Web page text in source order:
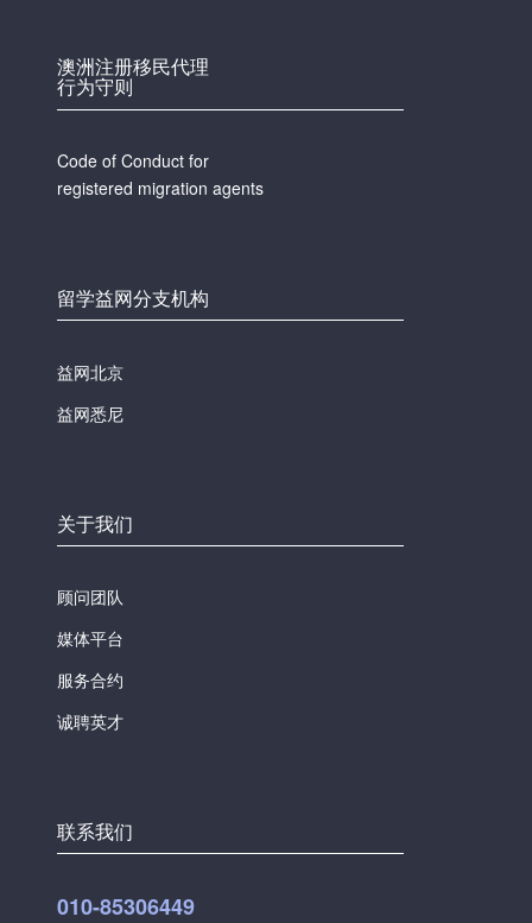
澳洲注册移民代理
行为守则
Code of Conduct for
registered migration agents
留学益网分支机构
益网北京
益网悉尼
关于我们
顾问团队
媒体平台
服务合约
诚聘英才
联系我们
010-85306449